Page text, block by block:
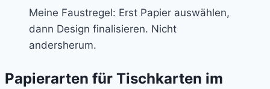
Meine Faustregel: Erst Papier auswählen,
dann Design finalisieren. Nicht
andersherum.
Papierarten für Tischkarten im